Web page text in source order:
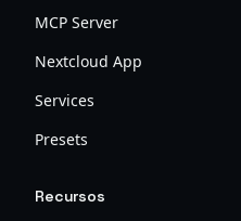
MCP Server
Nextcloud App
Services
Presets
Recursos